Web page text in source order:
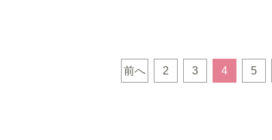
のでお気軽にお問合せください♡ シ
前へ 2 3 4 5